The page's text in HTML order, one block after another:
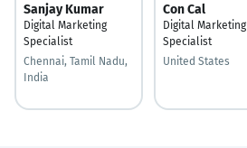
Sanjay Kumar
Digital Marketing
Specialist
Chennai, Tamil Nadu,
India
Con Cal
Digital Marketing
Specialist
United States